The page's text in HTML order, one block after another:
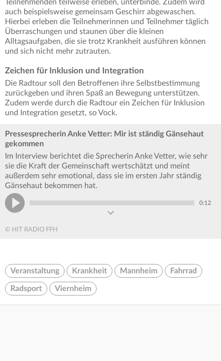
Teilnehmenden teilweise erleben, unterbinde. Zudem wird
auch beispielsweise gemeinsam Geschirr abgewaschen.
Hierbei erleben die Teilnehmerinnen und Teilnehmer täglich
Überraschungen und staunen über die kleinen
Alltagsaufgaben, die sie trotz Krankheit ausführen können
und sich nicht mehr zutrauten.
Zeichen für Inklusion und Integration
Die Radtour soll den Betroffenen ihre Selbstbestimmung
zurückgeben und ihren Spaß an Bewegung unterstützen.
Zudem werde durch die Radtour ein Zeichen für Inklusion
und Integration gesetzt, so Vock.
Pressesprecherin Anke Vetter: Mir ist ständig Gänsehaut
gekommen
Im Interview berichtet die Sprecherin Anke Vetter, wie sehr
sie die Kraft der Gemeinschaft wertschätzt und meint
außerdem sehr emotional, dass sie im ersten Jahr ständig
Gänsehaut bekommen hat.
0:12
© HIT RADIO FFH
Veranstaltung Krankheit Mannheim Fahrrad
Radsport Viernheim